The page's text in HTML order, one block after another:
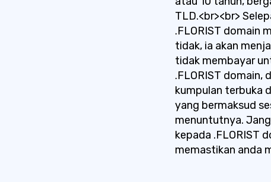
TLD.<br><br>
.FLORIST domain
tidak, ia akan
tidak membayar
.FLORIST domain,
kumpulan terbuka
yang bermaksud
menuntutnya.
kepada .FLORIST
memastikan anda